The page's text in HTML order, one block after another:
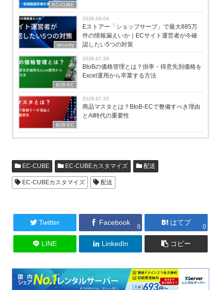
EC-CUBE
security
2026.08.04
Eストアー「ショップサーブ」で最大885万
件の情報漏えいか｜ECサイト運営者が今確
認したい5つの対策
B2B-EC
2026.07.26
BtoBの価格管理とは？掛率・得意先別価格を
Excel運用から卒業する方法
B2B-EC
2026.07.25
商品マスタとは？BtoB-ECで整備すべき理由
とAI時代の重要性
EC-CUBE EC-CUBEカスタマイズ 配送
EC-CUBEカスタマイズ 配送
Twitter Facebook
0
はてブ
0
LINE LinkedIn コピー